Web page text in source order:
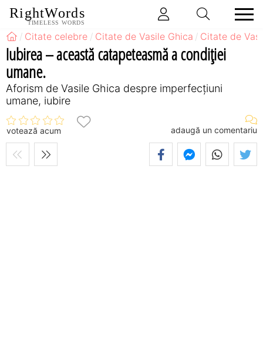
RightWords
TIMELESS WORDS
Citate celebre Citate de Vasile Ghica Citate de
Iubirea – această catapeteasmă a condiţiei
umane.
Aforism de Vasile Ghica despre imperfecțiuni
umane, iubire
votează acum adaugă un comentariu